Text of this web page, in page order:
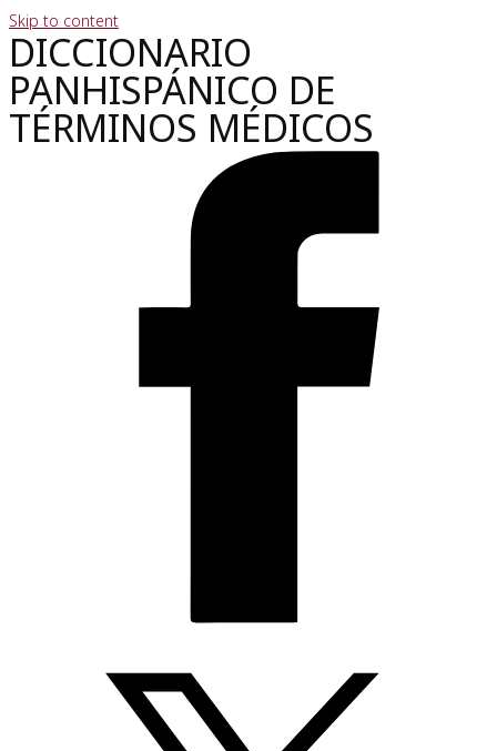
Skip to content
DICCIONARIO
PANHISPÁNICO DE
TÉRMINOS MÉDICOS